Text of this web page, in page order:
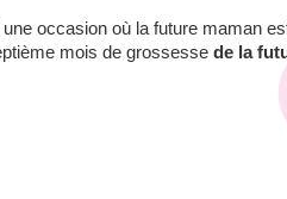
occasion où la future maman
mois de grossesse de la